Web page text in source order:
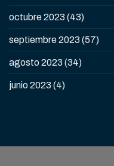
octubre 2023 (43)
septiembre 2023 (57)
agosto 2023 (34)
junio 2023 (4)